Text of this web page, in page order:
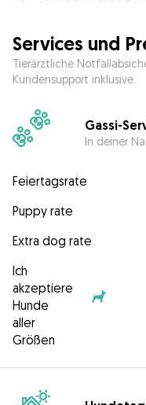
Services und
Tierärztliche
Kundensupport inklusive
Gassi-
In deiner
Feiertagsrate
Puppy rate
Extra dog rate
Ich
akzeptiere
Hunde
aller
Größen